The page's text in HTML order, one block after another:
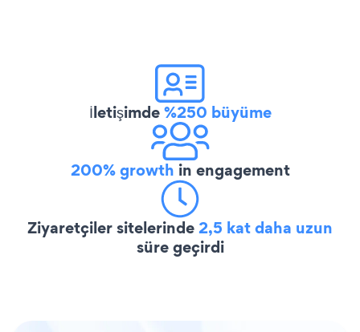
İletişimde%250 büyüme
200% growth in engagement
Ziyaretçiler sitelerinde2,5 kat daha uzun
süre geçirdi